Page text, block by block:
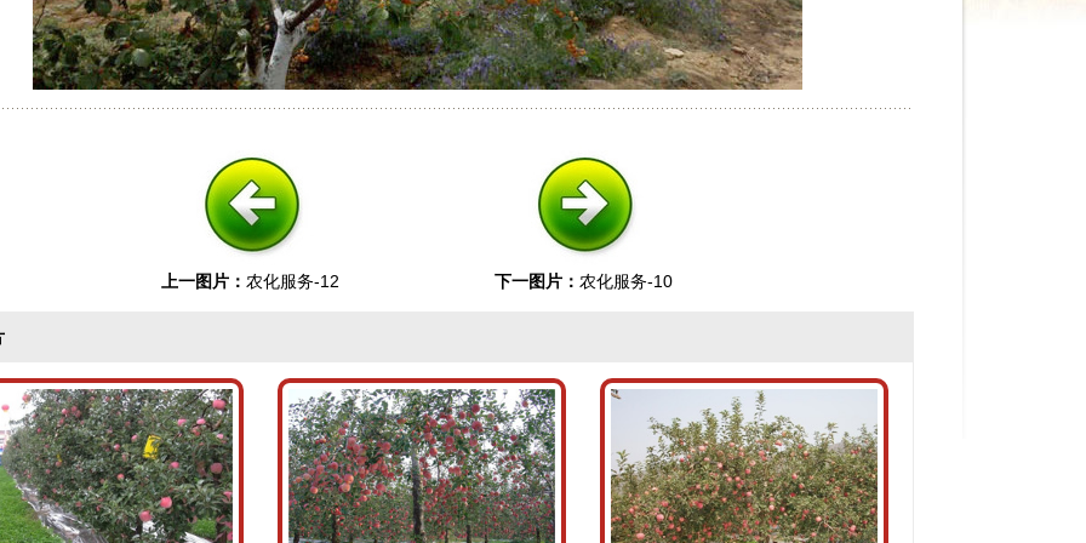
上一图片： 农化服务-12 下一图片： 农化服务-10